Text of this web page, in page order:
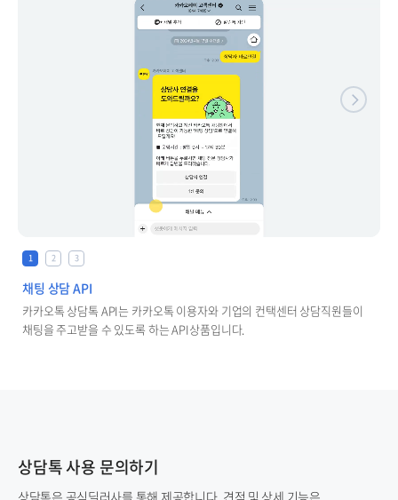
1 2 3
채팅 상담 API
카카오톡 상담톡 API는 카카오톡 이용자와 기업의 컨택센터 상담직원들이
채팅을 주고받을 수 있도록 하는 API상품입니다.
상담톡 사용 문의하기
상담톡은 공식딜러사를 통해 제공합니다. 견적 및 상세 기능은